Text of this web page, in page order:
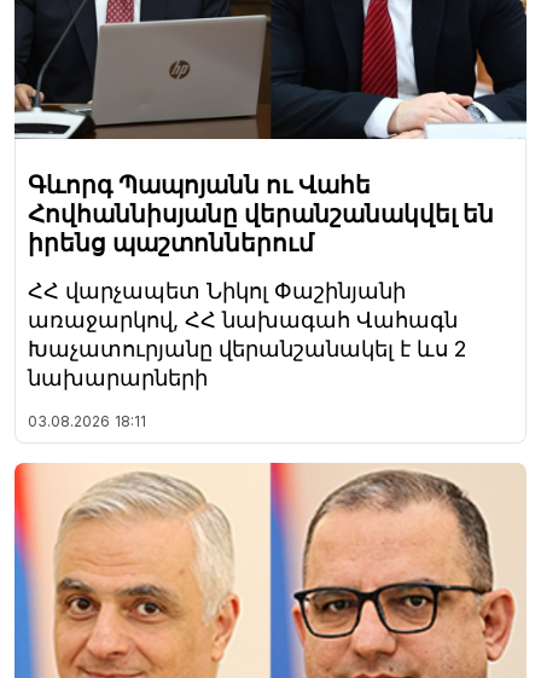
Գևորգ Պապոյանն ու Վահե
Հովհաննիսյանը վերանշանակվել են
իրենց պաշտոններում
ՀՀ վարչապետ Նիկոլ Փաշինյանի
առաջարկով, ՀՀ նախագահ Վահագն
Խաչատուրյանը վերանշանակել է ևս 2
նախարարների
03.08.2026 18:11